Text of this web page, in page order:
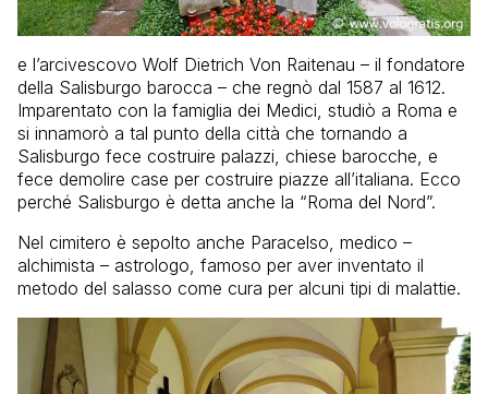
e l’arcivescovo Wolf Dietrich Von Raitenau – il fondatore
della Salisburgo barocca – che regnò dal 1587 al 1612.
Imparentato con la famiglia dei Medici, studiò a Roma e
si innamorò a tal punto della città che tornando a
Salisburgo fece costruire palazzi, chiese barocche, e
fece demolire case per costruire piazze all’italiana. Ecco
perché Salisburgo è detta anche la “Roma del Nord”.
Nel cimitero è sepolto anche Paracelso, medico –
alchimista – astrologo, famoso per aver inventato il
metodo del salasso come cura per alcuni tipi di malattie.